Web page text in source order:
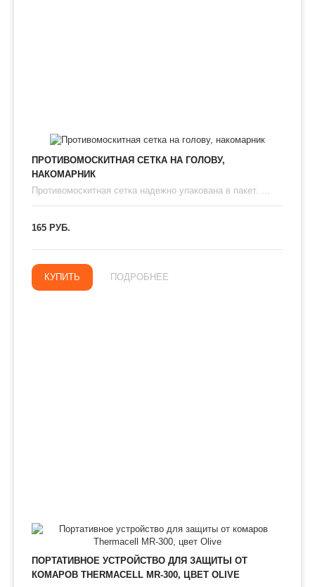
ПРОТИВОМОСКИТНАЯ СЕТКА НА ГОЛОВУ,
НАКОМАРНИК
Противомоскитная сетка надежно упакована в пакет. ...
165 РУБ.
КУПИТЬ ПОДРОБНЕЕ
ПОРТАТИВНОЕ УСТРОЙСТВО ДЛЯ ЗАЩИТЫ ОТ
КОМАРОВ THERMAСЕLL MR-300, ЦВЕТ OLIVE